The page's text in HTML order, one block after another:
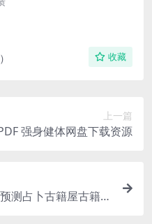
收藏
上一篇
强身健体网盘下载资源
测占卜古籍屋古籍书